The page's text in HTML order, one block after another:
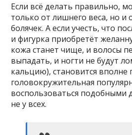
Если всё делать правильно,
только от лишнего веса, но и
болячек. А если учесть, что
и фигурка приобретёт
кожа станет чище, и волосы
выпадать, и ногти не будут
кальцию), становится вполне
головокружительная
воспользоваться подобными
не у всех.